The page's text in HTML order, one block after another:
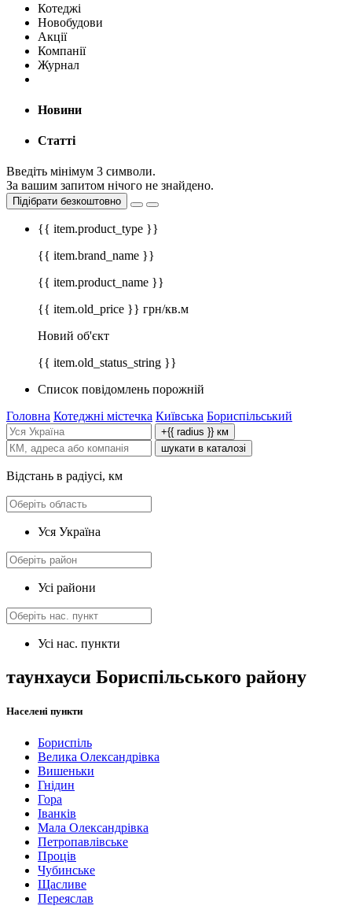
Котеджі
Новобудови
Акції
Компанії
Журнал
Новини
Статті
Введіть мінімум 3 символи.
За вашим запитом нічого не знайдено.
Підібрати безкоштовно
{{ item.product_type }}
{{ item.brand_name }}
{{ item.product_name }}
{{ item.old_price }} грн/кв.м
Новий об'єкт
{{ item.old_status_string }}
Список повідомлень порожній
Головна Котеджні містечка Київська Бориспільський
+{{ radius }} км
шукати в каталозі
Відстань в радіусі, км
Уся Україна
Усі райони
Усі нас. пункти
таунхауси Бориспільського району
Населені пункти
Бориспіль
Велика Олександрівка
Вишеньки
Гнідин
Гора
Іванків
Мала Олександрівка
Петропавлівське
Проців
Чубинське
Щасливе
Переяслав